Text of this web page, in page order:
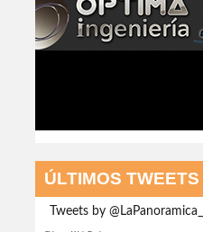
ÚLTIMOS TWEETS
Tweets by @LaPanoramica__